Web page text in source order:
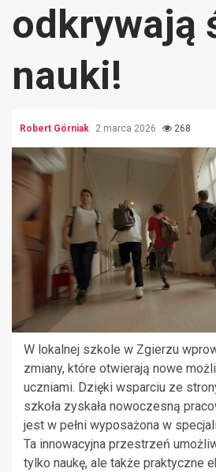
odkrywają
nauki!
Robert Górniak 2 marca 2026 268
W lokalnej szkole w Zgierzu
zmiany, które otwierają nowe
uczniami. Dzięki wsparciu ze
szkoła zyskała nowoczesną
jest w pełni wyposażona w
Ta innowacyjna przestrzeń
tylko naukę, ale także praktyczne